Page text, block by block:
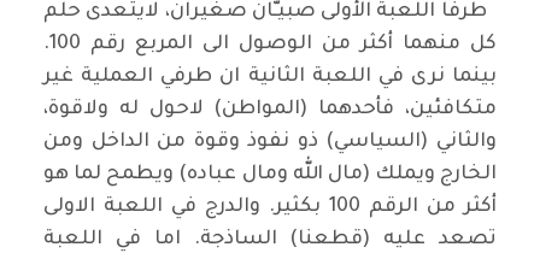
طرفا اللعبة الأولى صبيـّان صغيران، لايتعدى حلم
كل منهما أكثر من الوصول الى المربع رقم 100.
بينما نرى في اللعبة الثانية ان طرفي العملية غير
متكافئين، فأحدهما (المواطن) لاحول له ولاقوة،
والثاني (السياسي) ذو نفوذ وقوة من الداخل ومن
الخارج ويملك (مال الله ومال عباده) ويطمح لما هو
أكثر من الرقم 100 بكثير. والدرج في اللعبة الاولى
تصعد عليه (قطعنا) الساذجة. اما في اللعبة